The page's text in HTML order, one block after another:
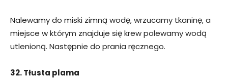
Nalewamy do miski zimną wodę, wrzucamy tkaninę, a
miejsce w którym znajduje się krew polewamy wodą
utlenioną. Następnie do prania ręcznego.
32. Tłusta plama